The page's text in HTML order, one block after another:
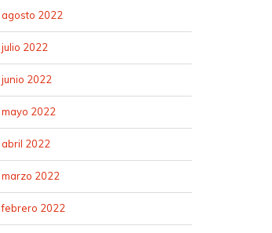
agosto 2022
julio 2022
junio 2022
mayo 2022
abril 2022
marzo 2022
febrero 2022